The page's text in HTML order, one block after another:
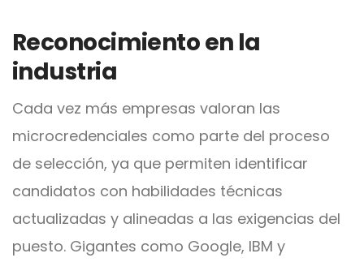
Reconocimiento en la
industria
Cada vez más empresas valoran las
microcredenciales como parte del proceso
de selección, ya que permiten identificar
candidatos con habilidades técnicas
actualizadas y alineadas a las exigencias del
puesto. Gigantes como Google, IBM y